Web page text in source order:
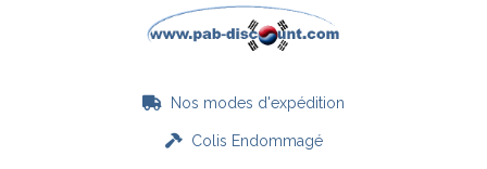
 Nos modes d'expédition
Colis Endommagé